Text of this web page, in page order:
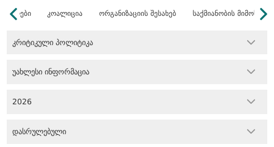
კოალიცია ორგანიზაციის შესახებ საქმიანობის
კრიტიკული პოლიტიკა
უახლესი ინფორმაცია
2026
დასრულებული